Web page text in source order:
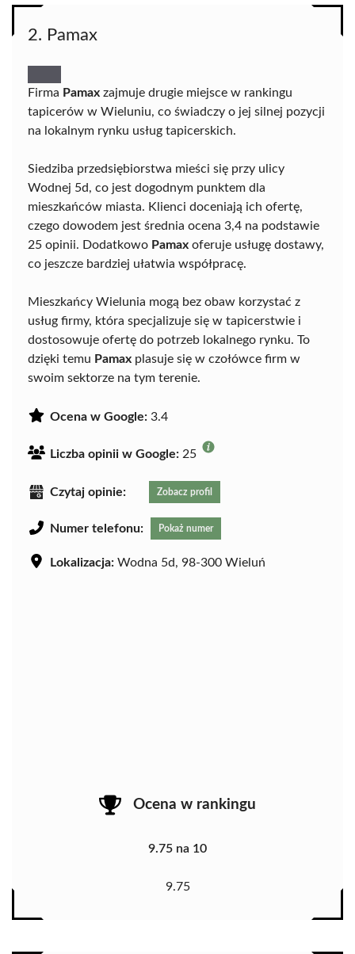
2. Pamax
Firma Pamax zajmuje drugie miejsce w rankingu
tapicerów w Wieluniu, co świadczy o jej silnej pozycji
na lokalnym rynku usług tapicerskich.
Siedziba przedsiębiorstwa mieści się przy ulicy
Wodnej 5d, co jest dogodnym punktem dla
mieszkańców miasta. Klienci doceniają ich ofertę,
czego dowodem jest średnia ocena 3,4 na podstawie
25 opinii. Dodatkowo Pamax oferuje usługę dostawy,
co jeszcze bardziej ułatwia współpracę.
Mieszkańcy Wielunia mogą bez obaw korzystać z
usług firmy, która specjalizuje się w tapicerstwie i
dostosowuje ofertę do potrzeb lokalnego rynku. To
dzięki temu Pamax plasuje się w czołówce firm w
swoim sektorze na tym terenie.
Ocena w Google: 3.4
Liczba opinii w Google: 25
Czytaj opinie: Zobacz profil
Numer telefonu: Pokaż numer
Lokalizacja: Wodna 5d, 98-300 Wieluń
Ocena w rankingu
9.75 na 10
9.75